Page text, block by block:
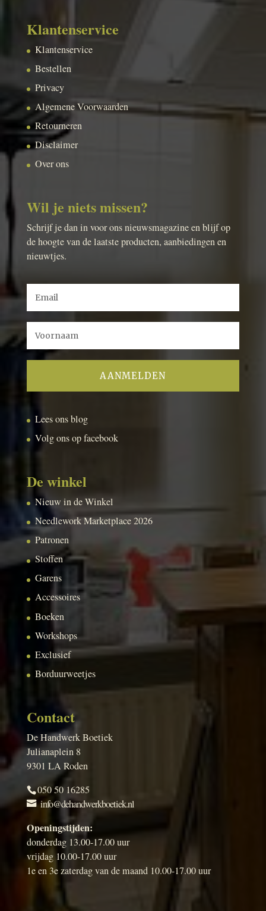
Klantenservice
Klantenservice
Bestellen
Privacy
Algemene Voorwaarden
Retourneren
Disclaimer
Over ons
Wil je niets missen?
Schrijf je dan in voor ons nieuwsmagazine en blijf op
de hoogte van de laatste producten, aanbiedingen en
nieuwtjes.
Lees ons blog
Volg ons op facebook
De winkel
Nieuw in de Winkel
Needlework Marketplace 2026
Patronen
Stoffen
Garens
Accessoires
Boeken
Workshops
Exclusief
Borduurweetjes
Contact
De Handwerk Boetiek
Julianaplein 8
9301 LA Roden
050 50 16285
info@dehandwerkboetiek.nl
Openingstijden:
donderdag 13.00-17.00 uur
vrijdag 10.00-17.00 uur
1e en 3e zaterdag van de maand 10.00-17.00 uur